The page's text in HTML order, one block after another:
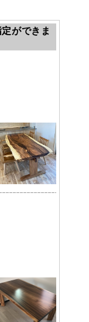
ができま